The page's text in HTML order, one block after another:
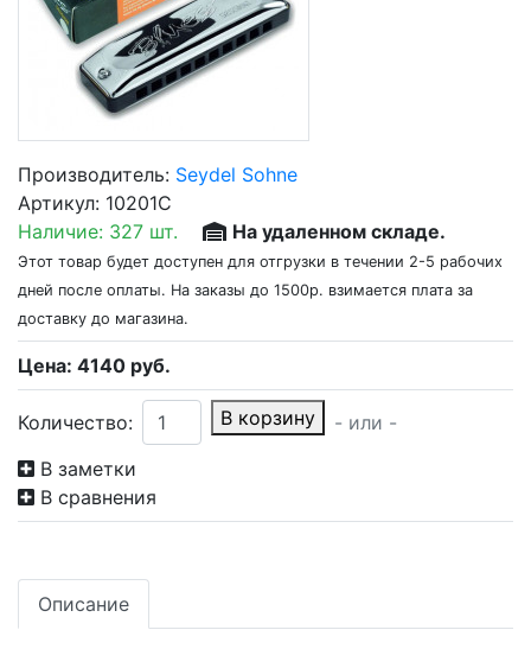
Производитель: Seydel Sohne
Артикул: 10201C
Наличие: 327 шт. На удаленном складе.
Этот товар будет доступен для отгрузки в течении 2-5 рабочих
дней после оплаты. На заказы до 1500р. взимается плата за
доставку до магазина.
Цена: 4140 руб.
Количество: В корзину
- или -
В заметки
В сравнения
Описание